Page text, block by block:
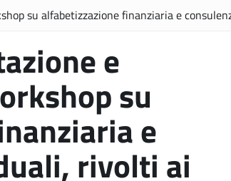
su alfabetizzazione finanziaria e
e
su
e
rivolti ai